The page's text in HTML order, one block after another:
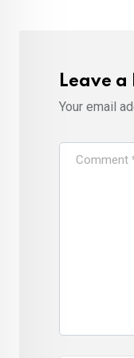
Leave a
Your email